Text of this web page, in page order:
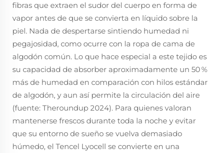
fibras que extraen el sudor del cuerpo en forma de
vapor antes de que se convierta en líquido sobre la
piel. Nada de despertarse sintiendo humedad ni
pegajosidad, como ocurre con la ropa de cama de
algodón común. Lo que hace especial a este tejido es
su capacidad de absorber aproximadamente un 50 %
más de humedad en comparación con hilos estándar
de algodón, y aun así permite la circulación del aire
(fuente: Theroundup 2024). Para quienes valoran
mantenerse frescos durante toda la noche y evitar
que su entorno de sueño se vuelva demasiado
húmedo, el Tencel Lyocell se convierte en una